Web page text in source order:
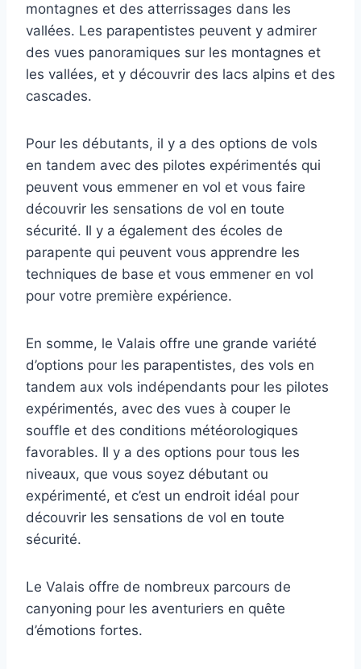
montagnes et des atterrissages dans les
vallées. Les parapentistes peuvent y admirer
des vues panoramiques sur les montagnes et
les vallées, et y découvrir des lacs alpins et des
cascades.
Pour les débutants, il y a des options de vols
en tandem avec des pilotes expérimentés qui
peuvent vous emmener en vol et vous faire
découvrir les sensations de vol en toute
sécurité. Il y a également des écoles de
parapente qui peuvent vous apprendre les
techniques de base et vous emmener en vol
pour votre première expérience.
En somme, le Valais offre une grande variété
d’options pour les parapentistes, des vols en
tandem aux vols indépendants pour les pilotes
expérimentés, avec des vues à couper le
souffle et des conditions météorologiques
favorables. Il y a des options pour tous les
niveaux, que vous soyez débutant ou
expérimenté, et c’est un endroit idéal pour
découvrir les sensations de vol en toute
sécurité.
Le Valais offre de nombreux parcours de
canyoning pour les aventuriers en quête
d’émotions fortes.